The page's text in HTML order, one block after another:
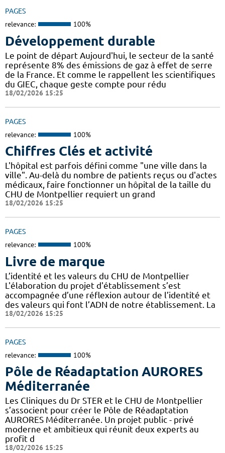
PAGES
relevance: 100%
Développement durable
Le point de départ Aujourd'hui, le secteur de la santé
représente 8% des émissions de gaz à effet de serre
de la France. Et comme le rappellent les scientifiques
du GIEC, chaque geste compte pour rédu
18/02/2026 15:25
PAGES
relevance: 100%
Chiffres Clés et activité
L'hôpital est parfois défini comme "une ville dans la
ville". Au-delà du nombre de patients reçus ou d'actes
médicaux, faire fonctionner un hôpital de la taille du
CHU de Montpellier requiert un grand
18/02/2026 15:25
PAGES
relevance: 100%
Livre de marque
L’identité et les valeurs du CHU de Montpellier
L'élaboration du projet d'établissement s’est
accompagnée d’une réflexion autour de l’identité et
des valeurs qui font l’ADN de notre établissement. La
18/02/2026 15:25
PAGES
relevance: 100%
Pôle de Réadaptation AURORES
Méditerranée
Les Cliniques du Dr STER et le CHU de Montpellier
s’associent pour créer le Pôle de Réadaptation
AURORES Méditerranée. Un projet public - privé
moderne et ambitieux qui réunit deux experts au
profit d
18/02/2026 15:25